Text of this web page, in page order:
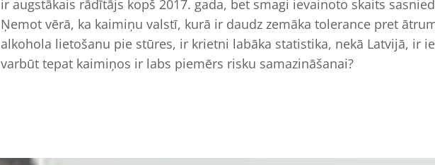
ir augstākais rādītājs kopš 2017. gada, bet smagi ievainoto skaits
Ņemot vērā, ka kaimiņu valstī, kurā ir daudz zemāka tolerance pret
alkohola lietošanu pie stūres, ir krietni labāka statistika, nekā Latvijā, ir
varbūt tepat kaimiņos ir labs piemērs risku samazināšanai?